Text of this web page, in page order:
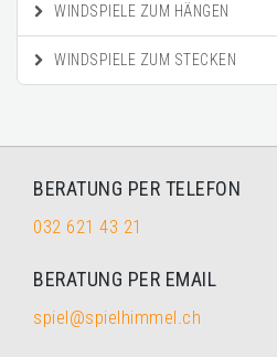
WINDSPIELE ZUM HÄNGEN
WINDSPIELE ZUM STECKEN
BERATUNG PER TELEFON
032 621 43 21
BERATUNG PER EMAIL
spiel@spielhimmel.ch